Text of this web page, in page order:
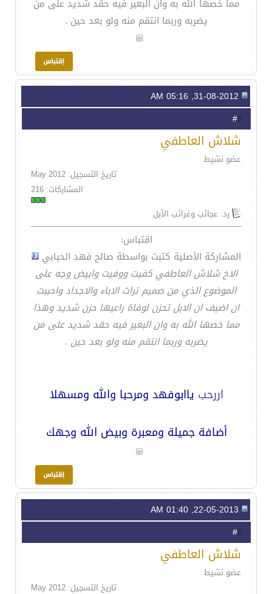
مما خصها الله به وان البعير فيه حقد شديد على من
يضربه وربما انتقم منه ولو بعد حين .
5
شلاش العاطفي
عضو نشيط
تاريخ التسجيل: May 2012
المشاركات: 216
رد: عجائب وغرائب الأبل
اقتباس:
المشاركة الأصلية كتبت بواسطة صالح فهد الحبابي
الاخ شلاش العاطفي كفيت ووفيت وابيض وجه على
الموضوع الذي من صميم تراث الاباء والاجداد واحببت
ان اضيف ان الابل تحزن لوفاة راعيها حزن شديد وهذا
مما خصها الله به وان البعير فيه حقد شديد على من
يضربه وربما انتقم منه ولو بعد حين .
اررحب ياابوفهد ومرحبا والله ومسهلا
أضافة جميلة ومعبرة وبيض الله وجهك
6
شلاش العاطفي
عضو نشيط
تاريخ التسجيل: May 2012